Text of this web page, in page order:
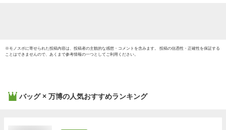
※モノスポに寄せられた投稿内容は、投稿者の主観的な感想・コメントを含みます。 投稿の信憑性・正確性を保証する
ことはできませんので、あくまで参考情報の一つとしてご利用ください。
バッグ × 万博の人気おすすめランキング